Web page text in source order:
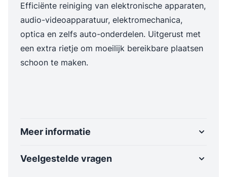
Efficiënte reiniging van elektronische apparaten,
audio-videoapparatuur, elektromechanica,
optica en zelfs auto-onderdelen. Uitgerust met
een extra rietje om moeilijk bereikbare plaatsen
schoon te maken.
Meer informatie
Veelgestelde vragen